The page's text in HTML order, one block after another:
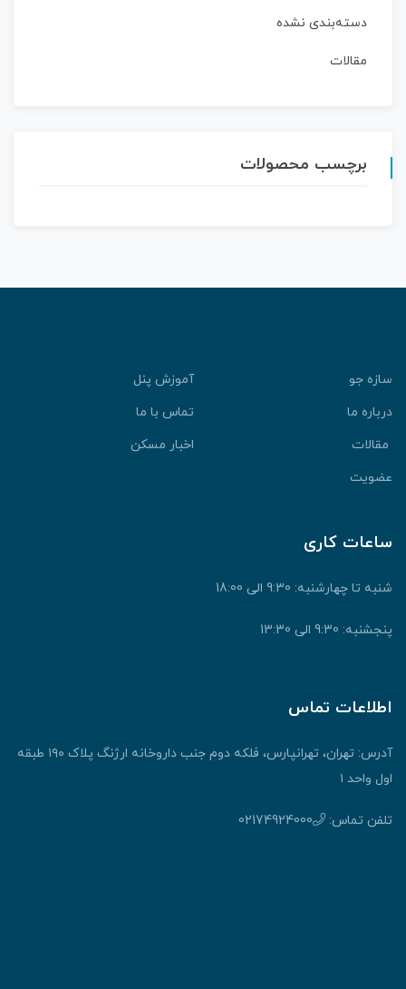
دسته‌بندی نشده
مقالات
برچسب محصولات
سازه جو
آموزش پنل
درباره ما
تماس با ما
مقالات
اخبار مسکن
عضویت
ساعات کاری
شنبه تا چهارشنبه: 9:30 الی 18:00
پنجشنبه: 9:30 الی 13:30
اطلاعات تماس
آدرس: تهران، تهرانپارس، فلکه دوم جنب داروخانه ارژنگ پلاک ۱۹۰ طبقه
اول واحد ۱
تلفن تماس: 02174924000